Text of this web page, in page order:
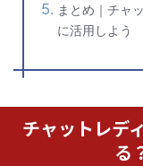
まとめ｜チャ
に活用しよう
チャットレデ
る